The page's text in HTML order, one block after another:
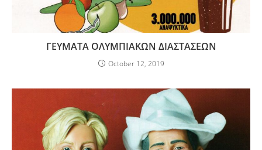
ΓΕΥΜΑΤΑ ΟΛΥΜΠΙΑΚΩΝ ΔΙΑΣΤΑΣΕΩΝ
October 12, 2019